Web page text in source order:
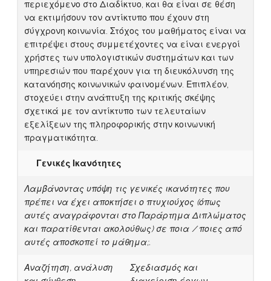
περιεχόμενο στο Διαδίκτυο, και θα είναι σε θέση
να εκτιμήσουν τον αντίκτυπο που έχουν στη
σύγχρονη κοινωνία. Στόχος του μαθήματος είναι να
επιτρέψει στους συμμετέχοντες να είναι ενεργοί
χρήστες των υπολογιστικών συστημάτων και των
υπηρεσιών που παρέχουν για τη διευκόλυνση της
κατανόησης κοινωνικών φαινομένων. Επιπλέον,
στοχεύει στην ανάπτυξη της κριτικής σκέψης
σχετικά με τον αντίκτυπο των τελευταίων
εξελίξεων της πληροφορικής στην κοινωνική
πραγματικότητα.
Γενικές Ικανότητες
Λαμβάνοντας υπόψη τις γενικές ικανότητες που
πρέπει να έχει αποκτήσει ο πτυχιούχος (όπως
αυτές αναγράφονται στο Παράρτημα Διπλώματος
και παρατίθενται ακολούθως) σε ποια / ποιες από
αυτές αποσκοπεί το μάθημα;.
Αναζήτηση, ανάλυση
Σχεδιασμός και